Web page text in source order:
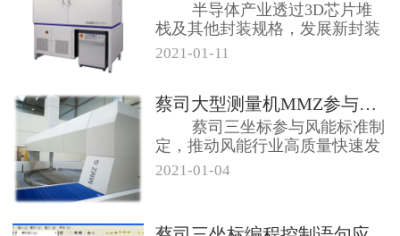
半导体产业透过3D芯片堆
栈及其他封装规格，发展新封装
方法和测试方...
2021-01-11
蔡司大型测量机MMZ参与风力发电...
蔡司三坐标参与风能标准制
定，推动风能行业高质量快速发
展，落实“3...
2021-01-04